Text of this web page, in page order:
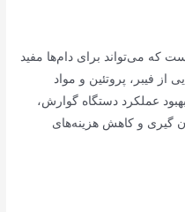
که می‌تواند برای دام‌ها مفید
از فیبر، پروتئین و مواد
عملکرد دستگاه گوارش،
گیری و کاهش هزینه‌های